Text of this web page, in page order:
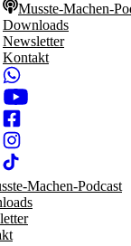
Musste-Machen-
Downloads
Newsletter
Kontakt
Machen-Podcast